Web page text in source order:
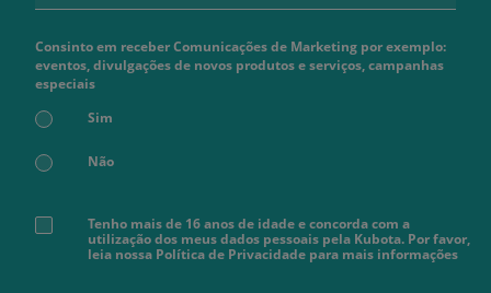
Consinto em receber Comunicações de Marketing por exemplo:
eventos, divulgações de novos produtos e serviços, campanhas
especiais
Sim
Não
Tenho mais de 16 anos de idade e concorda com a
utilização dos meus dados pessoais pela Kubota. Por favor,
leia nossa Política de Privacidade para mais informações